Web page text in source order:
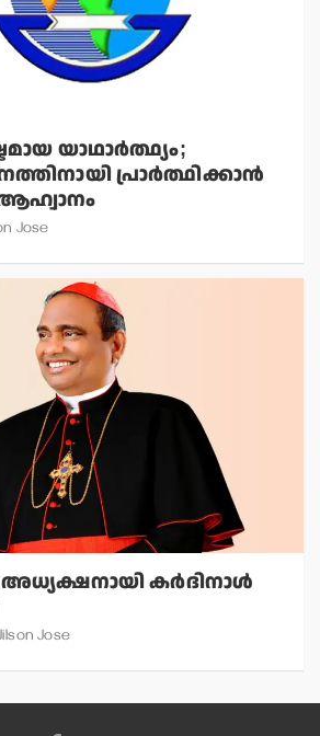
യാഥാര്‍ത്ഥ്യം;
പ്രാര്‍ത്ഥിക്കാന്‍
Jose
കര്‍ദിനാള്‍
Jose